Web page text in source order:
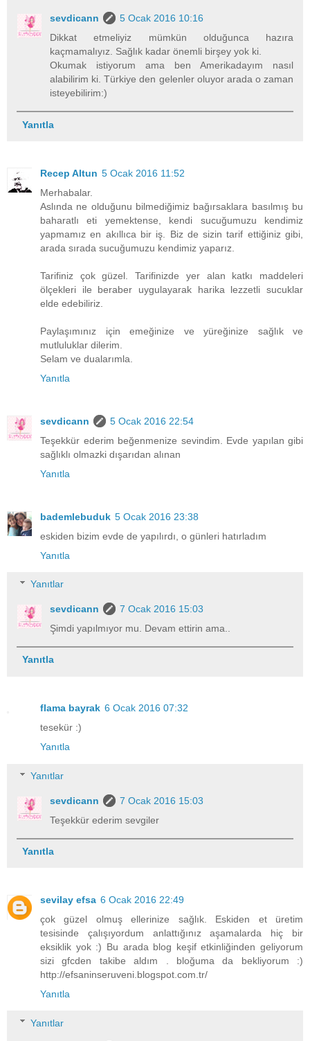
sevdicann
5 Ocak 2016 10:16
Dikkat etmeliyiz mümkün olduğunca hazıra
kaçmamalıyız. Sağlık kadar önemli birşey yok ki.
Okumak istiyorum ama ben Amerikadayım nasıl
alabilirim ki. Türkiye den gelenler oluyor arada o zaman
isteyebilirim:)
Yanıtla
Recep Altun 5 Ocak 2016 11:52
Merhabalar.
Aslında ne olduğunu bilmediğimiz bağırsaklara basılmış bu
baharatlı eti yemektense, kendi sucuğumuzu kendimiz
yapmamız en akıllıca bir iş. Biz de sizin tarif ettiğiniz gibi,
arada sırada sucuğumuzu kendimiz yaparız.
Tarifiniz çok güzel. Tarifinizde yer alan katkı maddeleri
ölçekleri ile beraber uygulayarak harika lezzetli sucuklar
elde edebiliriz.
Paylaşımınız için emeğinize ve yüreğinize sağlık ve
mutluluklar dilerim.
Selam ve dualarımla.
Yanıtla
sevdicann
5 Ocak 2016 22:54
Teşekkür ederim beğenmenize sevindim. Evde yapılan gibi
sağlıklı olmazki dışarıdan alınan
Yanıtla
bademlebuduk 5 Ocak 2016 23:38
eskiden bizim evde de yapılırdı, o günleri hatırladım
Yanıtla
Yanıtlar
sevdicann
7 Ocak 2016 15:03
Şimdi yapılmıyor mu. Devam ettirin ama..
Yanıtla
flama bayrak 6 Ocak 2016 07:32
tesekür :)
Yanıtla
Yanıtlar
sevdicann
7 Ocak 2016 15:03
Teşekkür ederim sevgiler
Yanıtla
sevilay efsa 6 Ocak 2016 22:49
çok güzel olmuş ellerinize sağlık. Eskiden et üretim
tesisinde çalışıyordum anlattığınız aşamalarda hiç bir
eksiklik yok :) Bu arada blog keşif etkinliğinden geliyorum
sizi gfcden takibe aldım . bloğuma da bekliyorum :)
http://efsaninseruveni.blogspot.com.tr/
Yanıtla
Yanıtlar